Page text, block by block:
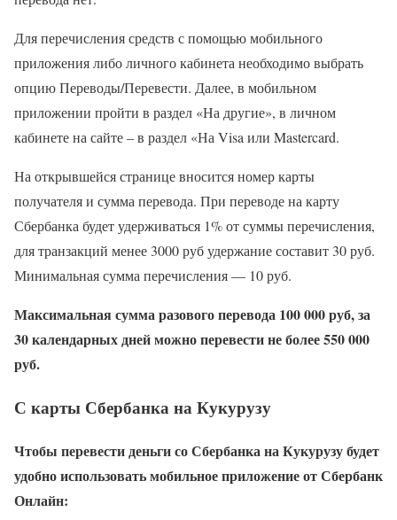
Для перечисления средств с помощью мобильного
приложения либо личного кабинета необходимо выбрать
опцию Переводы/Перевести. Далее, в мобильном
приложении пройти в раздел «На другие», в личном
кабинете на сайте – в раздел «На Visa или Mastercard.
На открывшейся странице вносится номер карты
получателя и сумма перевода. При переводе на карту
Сбербанка будет удерживаться 1% от суммы перечисления,
для транзакций менее 3000 руб удержание составит 30 руб.
Минимальная сумма перечисления — 10 руб.
Максимальная сумма разового перевода 100 000 руб, за
30 календарных дней можно перевести не более 550 000
руб.
С карты Сбербанка на Кукурузу
Чтобы перевести деньги со Сбербанка на Кукурузу будет
удобно использовать мобильное приложение от Сбербанк
Онлайн: